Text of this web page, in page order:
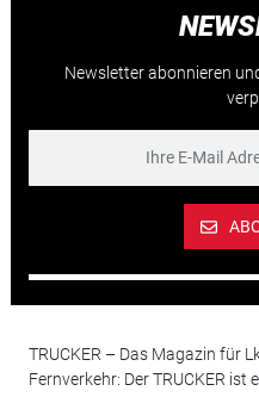
Newsletter abonnieren
TRUCKER – Das Magazin für
Fernverkehr: Der TRUCKER